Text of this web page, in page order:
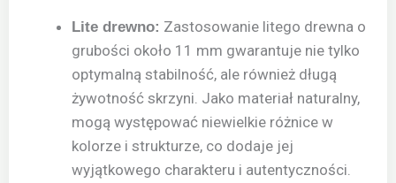
Lite drewno: Zastosowanie litego drewna o
grubości około 11 mm gwarantuje nie tylko
optymalną stabilność, ale również długą
żywotność skrzyni. Jako materiał naturalny,
mogą występować niewielkie różnice w
kolorze i strukturze, co dodaje jej
wyjątkowego charakteru i autentyczności.